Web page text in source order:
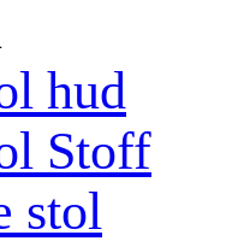
hud
Stoff
stol